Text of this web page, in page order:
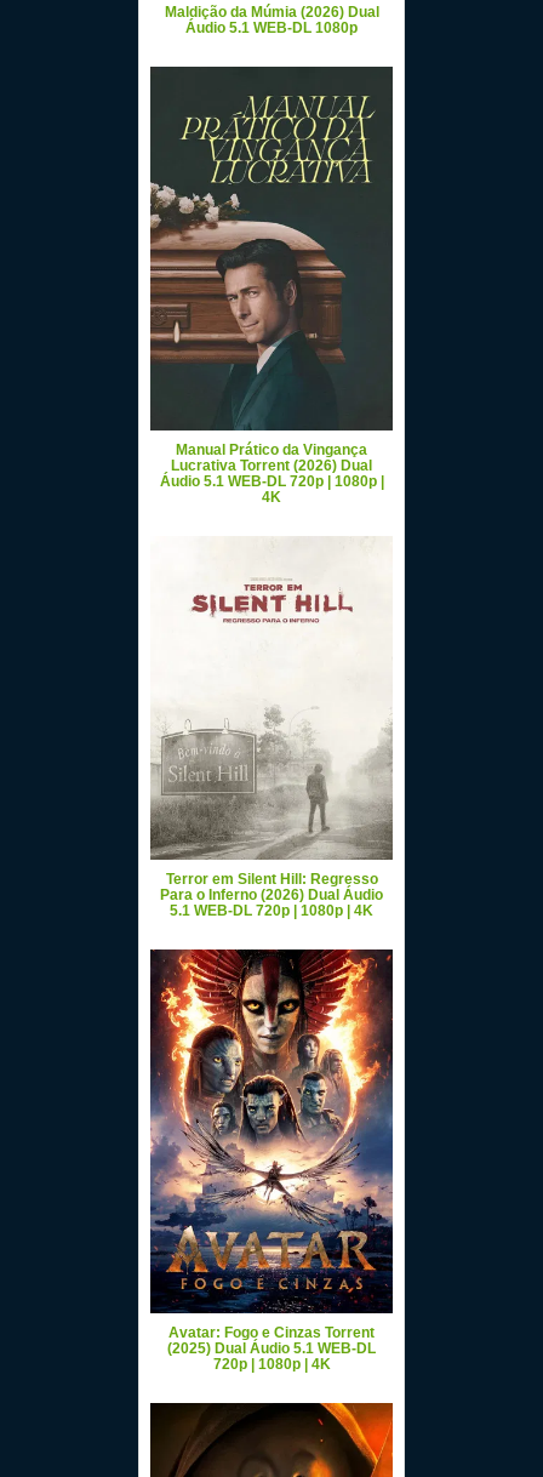
Maldição da Múmia (2026) Dual
Áudio 5.1 WEB-DL 1080p
Manual Prático da Vingança
Lucrativa Torrent (2026) Dual
Áudio 5.1 WEB-DL 720p | 1080p |
4K
Terror em Silent Hill: Regresso
Para o Inferno (2026) Dual Áudio
5.1 WEB-DL 720p | 1080p | 4K
Avatar: Fogo e Cinzas Torrent
(2025) Dual Áudio 5.1 WEB-DL
720p | 1080p | 4K